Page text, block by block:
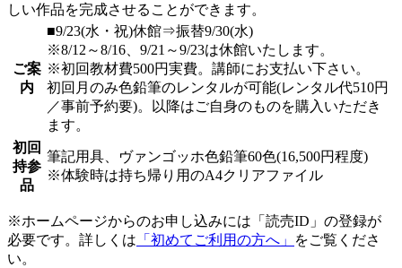
しい作品を完成させることができます。
ご案
内
■9/23(水・祝)休館⇒振替9/30(水)
※8/12～8/16、9/21～9/23は休館いたします。
※初回教材費500円実費。講師にお支払い下さい。
初回月のみ色鉛筆のレンタルが可能(レンタル代510円
／事前予約要)。以降はご自身のものを購入いただき
ます。
初回
持参
品
筆記用具、ヴァンゴッホ色鉛筆60色(16,500円程度)
※体験時は持ち帰り用のA4クリアファイル
※ホームページからのお申し込みには「読売ID」の登録が
必要です。詳しくは 「初めてご利用の方へ」
をご覧くださ
い。